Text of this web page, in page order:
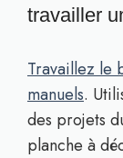
travailler
Travaillez le
manuels.
des projets
planche à